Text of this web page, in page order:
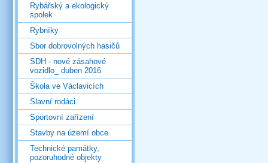
Rybářský a ekologický
spolek
Rybníky
Sbor dobrovolných hasičů
SDH - nové zásahové
vozidlo_ duben 2016
Škola ve Václavicích
Slavní rodáci.
Sportovní zařízení
Stavby na území obce
Technické památky,
pozoruhodné objekty